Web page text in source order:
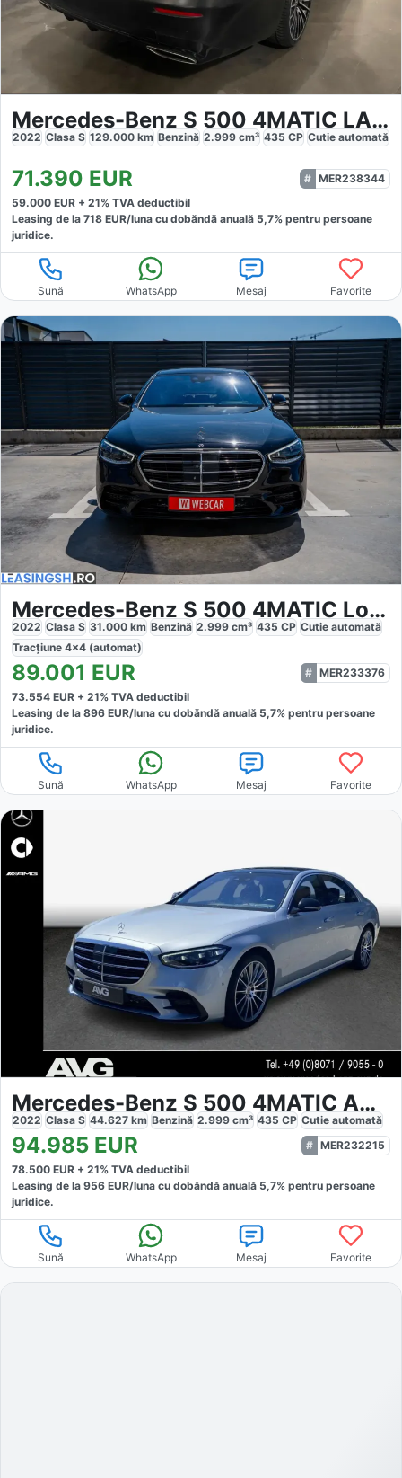
Mercedes-Benz S 500 4MATIC LANG AMG LINE EXCLUSIVE PANO
2022 Clasa S 129.000 km Benzină 2.999 cm³ 435 CP Cutie automată
71.390 EUR
MER238344
59.000 EUR + 21% TVA deductibil
Leasing de la 718 EUR/luna cu dobăndă anuală 5,7% pentru persoane
juridice.
Sună WhatsApp Mesaj Favorite
Mercedes-Benz S 500 4MATIC Long
2022 Clasa S 31.000 km Benzină 2.999 cm³ 435 CP Cutie automată
Tracțiune 4x4 (automat)
89.001 EUR
MER233376
73.554 EUR + 21% TVA deductibil
Leasing de la 896 EUR/luna cu dobăndă anuală 5,7% pentru persoane
juridice.
Sună WhatsApp Mesaj Favorite
Mercedes-Benz S 500 4MATIC AMG
2022 Clasa S 44.627 km Benzină 2.999 cm³ 435 CP Cutie automată
94.985 EUR
MER232215
78.500 EUR + 21% TVA deductibil
Leasing de la 956 EUR/luna cu dobăndă anuală 5,7% pentru persoane
juridice.
Sună WhatsApp Mesaj Favorite